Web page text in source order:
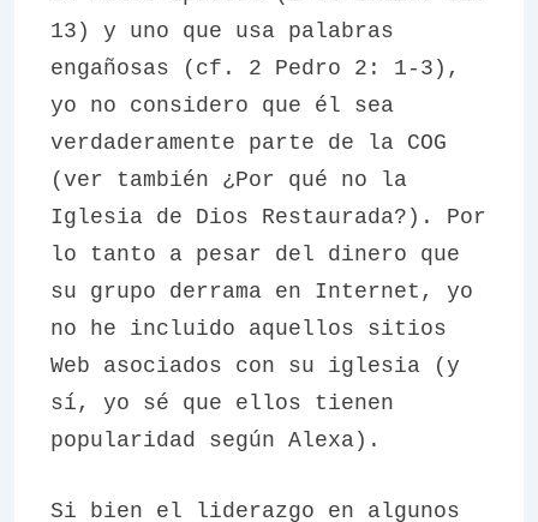
13) y uno que usa palabras
engañosas (cf. 2 Pedro 2: 1-3),
yo no considero que él sea
verdaderamente parte de la COG
(ver también ¿Por qué no la
Iglesia de Dios Restaurada?). Por
lo tanto a pesar del dinero que
su grupo derrama en Internet, yo
no he incluido aquellos sitios
Web asociados con su iglesia (y
sí, yo sé que ellos tienen
popularidad según Alexa).
Si bien el liderazgo en algunos